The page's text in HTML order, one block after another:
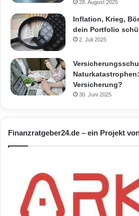
28. August 2025
Inflation, Krieg,
dein Portfolio
2. Juli 2025
Versicherung?
30. Juni 2025
Finanzratgeber24.de – ein Projekt